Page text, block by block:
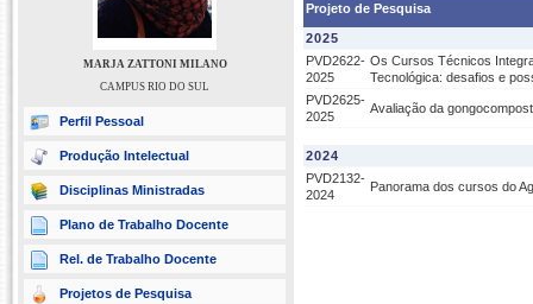
MARJA ZATTONI MILANO
CAMPUS RIO DO SUL
Perfil Pessoal
Produção Intelectual
Disciplinas Ministradas
Plano de Trabalho Docente
Rel. de Trabalho Docente
Projetos de Pesquisa
Projeto de Pesquisa
2025
PVD2622-
2025
Os Cursos Técnicos
Tecnológica: desafios e
PVD2625-
2025
Avaliação da
2024
PVD2132-
2024
Panorama dos cursos do